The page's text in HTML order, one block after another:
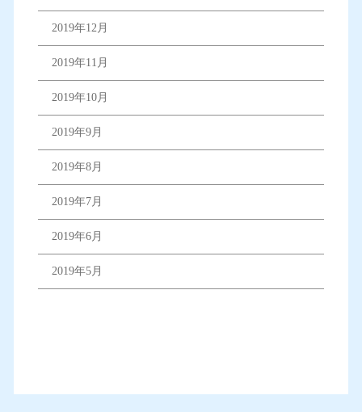
2019年12月
2019年11月
2019年10月
2019年9月
2019年8月
2019年7月
2019年6月
2019年5月